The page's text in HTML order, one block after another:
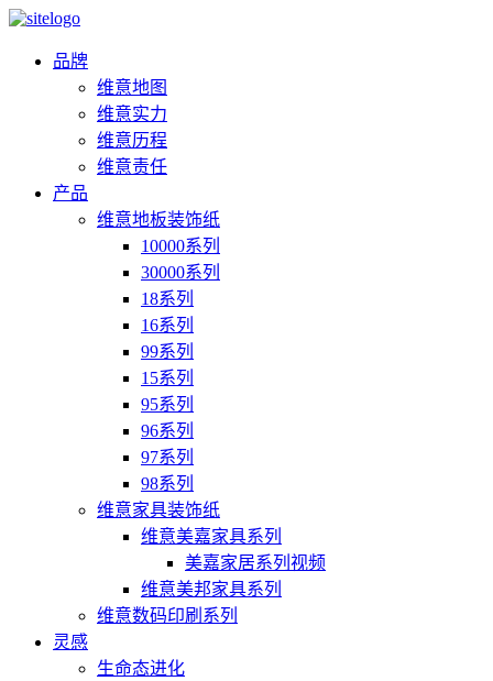
品牌
维意地图
维意实力
维意历程
维意责任
产品
维意地板装饰纸
10000系列
30000系列
18系列
16系列
99系列
15系列
95系列
96系列
97系列
98系列
维意家具装饰纸
维意美嘉家具系列
美嘉家居系列视频
维意美邦家具系列
维意数码印刷系列
灵感
生命态进化